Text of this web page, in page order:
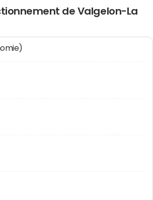
de Valgelon-La